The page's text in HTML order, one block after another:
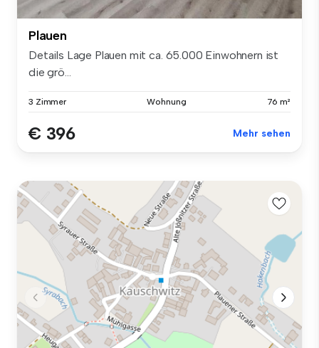
Plauen
Details Lage Plauen mit ca. 65.000 Einwohnern ist
die grö...
3 Zimmer Wohnung 76 m²
€ 396 Mehr sehen